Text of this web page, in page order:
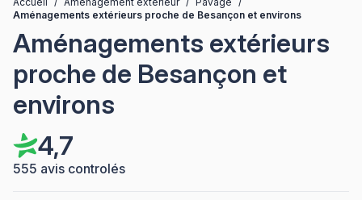
Aménagements extérieurs proche de Besançon et environs
Aménagements extérieurs
proche de Besançon et
environs
4,7
555 avis controlés